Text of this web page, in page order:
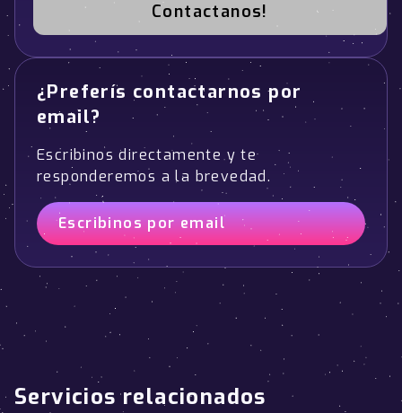
Contactanos!
¿Preferís contactarnos por
email?
Escribinos directamente y te
responderemos a la brevedad.
Escribinos por email
Servicios relacionados